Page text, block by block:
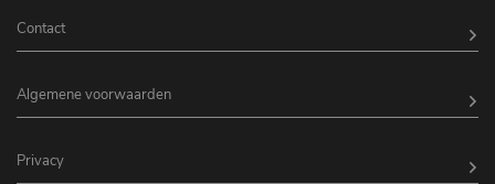
Contact
Algemene voorwaarden
Privacy